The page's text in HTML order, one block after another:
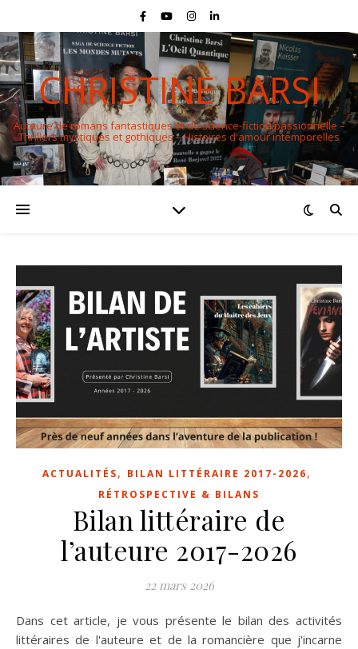
CHRISTINE BARSI
Auteure de romans fantastiques et de science-fiction passionnelle –
Thrillers mystiques et gothiques – Histoires d'amour intemporelles
ACTUALITÉS, BILAN LITTÉRAIRE 2017-2026,
RÉTROSPECTIVE & BILANS
Bilan littéraire de
l’auteure 2017-2026
22 mars 2026
Dans cet article, je vous présente le bilan des activités
littéraires de l'auteure et de la romancière que j'incarne